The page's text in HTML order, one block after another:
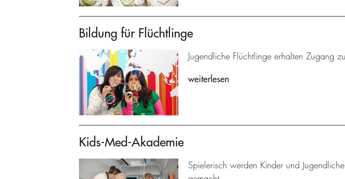
Bildung für Flüchtlinge
Jugendliche Flüchtlinge erhalten Zugang
weiterlesen
Kids-Med-Akademie
Spielerisch werden Kinder und